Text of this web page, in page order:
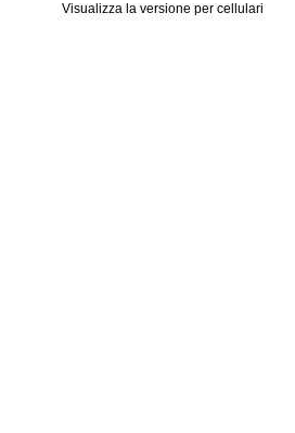
Visualizza la versione per cellulari